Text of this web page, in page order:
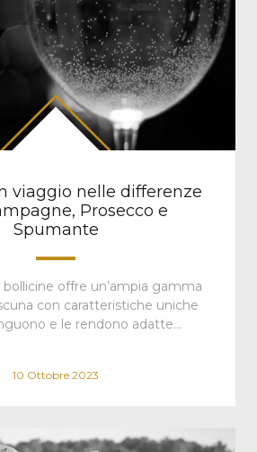
viaggio nelle differenze
Prosecco e
Spumante
bollicine offre un’ampia gamma
con caratteristiche uniche
e le rendono adatte…
10 Ottobre 2023